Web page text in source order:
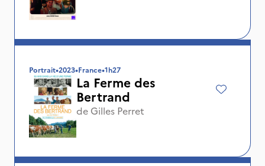
Portrait•2023•France•1h27
La Ferme des
Bertrand
de Gilles Perret